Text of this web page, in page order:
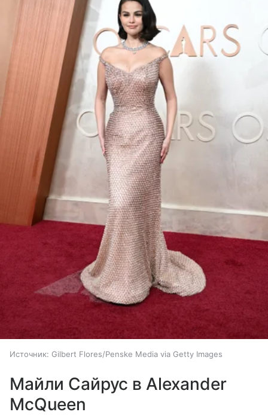
Источник: Gilbert Flores/Penske Media via Getty Images
Майли Сайрус в Alexander
McQueen